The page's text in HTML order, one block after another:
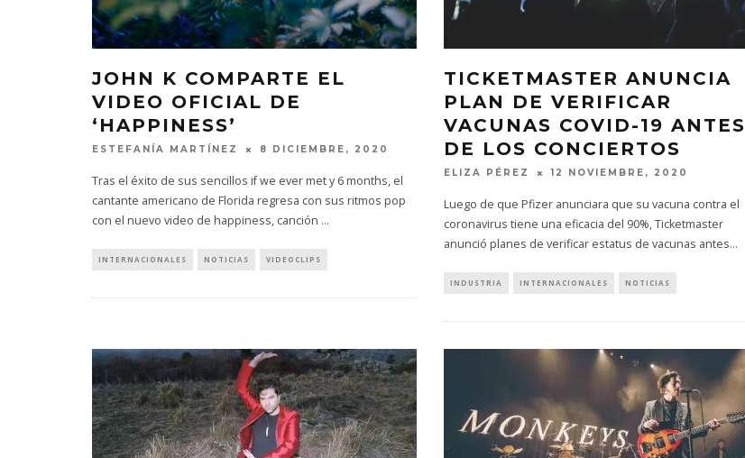
JOHN K COMPARTE EL
VIDEO OFICIAL DE
‘HAPPINESS’
ESTEFANÍA MARTÍNEZ 8 DICIEMBRE, 2020
Tras el éxito de sus sencillos if we ever met y 6 months, el
cantante americano de Florida regresa con sus ritmos pop
con el nuevo video de happiness, canción ...
INTERNACIONALES NOTICIAS VIDEOCLIPS
TICKETMASTER ANUNCIA
PLAN DE VERIFICAR
VACUNAS COVID-19 ANTES
DE LOS CONCIERTOS
ELIZA PÉREZ 12 NOVIEMBRE, 2020
Luego de que Pfizer anunciara que su vacuna contra el
coronavirus tiene una eficacia del 90%, Ticketmaster
anunció planes de verificar estatus de vacunas antes...
INDUSTRIA INTERNACIONALES NOTICIAS